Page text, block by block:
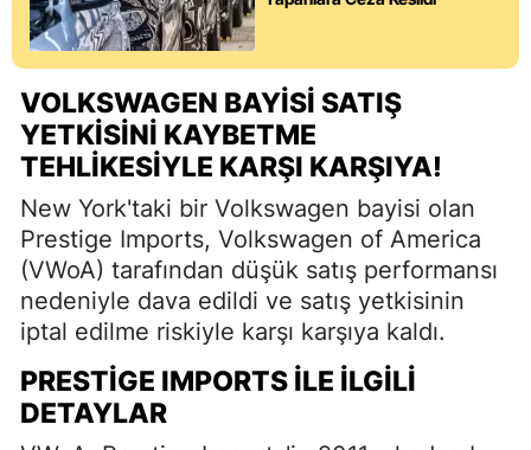
VOLKSWAGEN BAYISI SATIŞ
YETKISINI KAYBETME
TEHLIKESIYLE KARŞI KARŞIYA!
New York'taki bir Volkswagen bayisi olan
Prestige Imports, Volkswagen of America
(VWoA) tarafından düşük satış performansı
nedeniyle dava edildi ve satış yetkisinin
iptal edilme riskiyle karşı karşıya kaldı.
PRESTIGE IMPORTS İLE İLGILI
DETAYLAR